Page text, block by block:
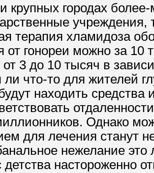
крупных городах
терапия хламидоза
от гонореи можно за
3 до 10 тысяч в
что-то для жителей
находить
Однако
для лечения станут
нежелание это
детства настороженно